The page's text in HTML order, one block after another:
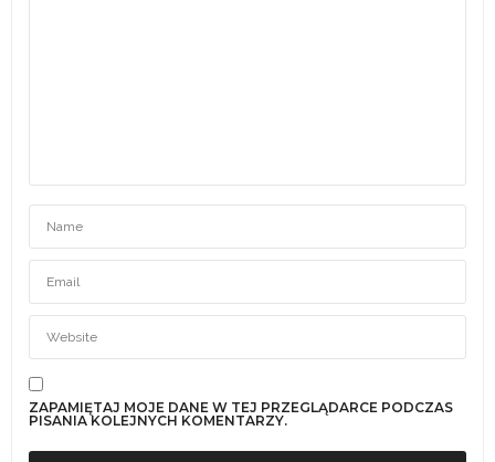
ZAPAMIĘTAJ MOJE DANE W TEJ PRZEGLĄDARCE PODCZAS
PISANIA KOLEJNYCH KOMENTARZY.